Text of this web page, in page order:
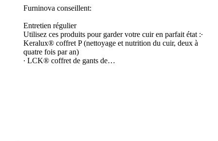
Furninova conseillent:
Entretien régulier
Utilisez ces produits pour garder votre cuir en parfait état :∙
Keralux® coffret P (nettoyage et nutrition du cuir, deux à
quatre fois par an)
∙ LCK® coffret de gants de…